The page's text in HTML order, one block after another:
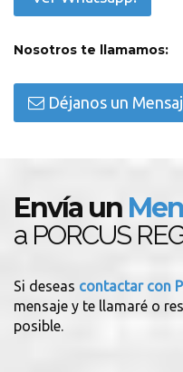
Nosotros te llamamos:
Déjanos un
Envía un
a PORCUS
Si deseas contactar con
mensaje y te llamaré o
posible.